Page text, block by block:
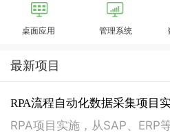
桌面应用 管理系统
最新项目
RPA流程自动化数据采集项目